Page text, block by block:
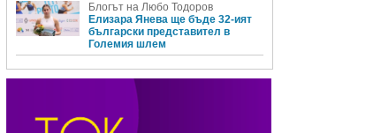
Блогът на Любо Тодоров
Елизара Янева ще бъде 32-ият
български представител в
Големия шлем